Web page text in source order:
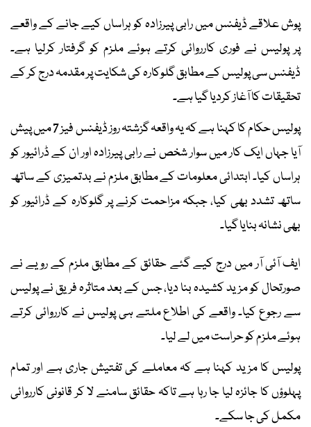
پوش علاقے ڈیفنس میں رابی پیرزادہ کو ہراساں کیے جانے کے واقعے
پر پولیس نے فوری کارروائی کرتے ہوئے ملزم کو گرفتار کرلیا ہے۔
ڈیفنس سی پولیس کے مطابق گلوکارہ کی شکایت پر مقدمہ درج کر کے
تحقیقات کا آغاز کردیا گیا ہے۔
پولیس حکام کا کہنا ہے کہ یہ واقعہ گزشتہ روز ڈیفنس فیز 7 میں پیش
آیا جہاں ایک کار میں سوار شخص نے رابی پیرزادہ اور ان کے ڈرائیور کو
ہراساں کیا۔ ابتدائی معلومات کے مطابق ملزم نے بدتمیزی کے ساتھ
ساتھ تشدد بھی کیا، جبکہ مزاحمت کرنے پر گلوکارہ کے ڈرائیور کو
بھی نشانہ بنایا گیا۔
ایف آئی آر میں درج کیے گئے حقائق کے مطابق ملزم کے رویے نے
صورتحال کو مزید کشیدہ بنا دیا، جس کے بعد متاثرہ فریق نے پولیس
سے رجوع کیا۔ واقعے کی اطلاع ملتے ہی پولیس نے کارروائی کرتے
ہوئے ملزم کو حراست میں لے لیا۔
پولیس کا مزید کہنا ہے کہ معاملے کی تفتیش جاری ہے اور تمام
پہلوؤں کا جائزہ لیا جا رہا ہے تاکہ حقائق سامنے لا کر قانونی کارروائی
مکمل کی جا سکے۔